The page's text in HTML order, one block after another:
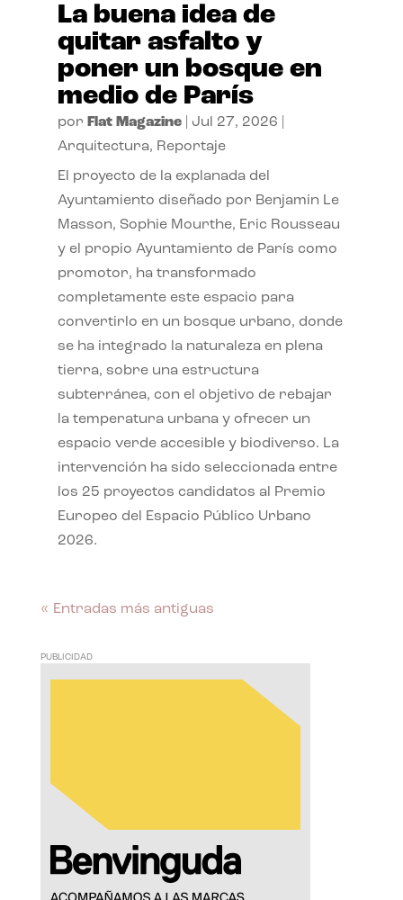
La buena idea de
quitar asfalto y
poner un bosque en
medio de París
por Flat Magazine| Jul 27, 2026
Arquitectura, Reportaje
El proyecto de la explanada del
Ayuntamiento diseñado por Benjamin Le
Masson, Sophie Mourthe, Eric Rousseau
y el propio Ayuntamiento de París como
promotor, ha transformado
completamente este espacio para
convertirlo en un bosque urbano, donde
se ha integrado la naturaleza en plena
tierra, sobre una estructura
subterránea, con el objetivo de rebajar
la temperatura urbana y ofrecer un
espacio verde accesible y biodiverso. La
intervención ha sido seleccionada entre
los 25 proyectos candidatos al Premio
Europeo del Espacio Público Urbano
2026.
« Entradas más antiguas
PUBLICIDAD